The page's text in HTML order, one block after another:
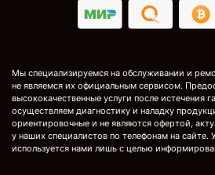
Мы специализируемся на обслуживании и
не являемся их официальным сервисом.
высококачественные услуги после истечения
осуществляем диагностику и наладку
ориентировочные и не являются офертой,
у наших специалистов по телефонам на сайте.
используется нами лишь с целью